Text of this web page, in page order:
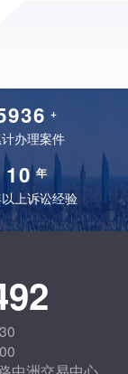
+
计办理案件
10 年
上诉讼经验